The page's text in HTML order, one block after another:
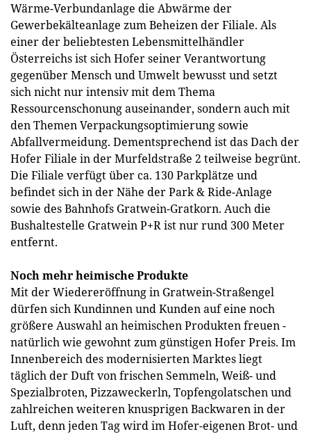
Wärme-Verbundanlage die Abwärme der
Gewerbekälteanlage zum Beheizen der Filiale. Als
einer der beliebtesten Lebensmittelhändler
Österreichs ist sich Hofer seiner Verantwortung
gegenüber Mensch und Umwelt bewusst und setzt
sich nicht nur intensiv mit dem Thema
Ressourcenschonung auseinander, sondern auch mit
den Themen Verpackungsoptimierung sowie
Abfallvermeidung. Dementsprechend ist das Dach der
Hofer Filiale in der Murfeldstraße 2 teilweise begrünt.
Die Filiale verfügt über ca. 130 Parkplätze und
befindet sich in der Nähe der Park & Ride-Anlage
sowie des Bahnhofs Gratwein-Gratkorn. Auch die
Bushaltestelle Gratwein P+R ist nur rund 300 Meter
entfernt.
Noch mehr heimische Produkte
Mit der Wiedereröffnung in Gratwein-Straßengel
dürfen sich Kundinnen und Kunden auf eine noch
größere Auswahl an heimischen Produkten freuen -
natürlich wie gewohnt zum günstigen Hofer Preis. Im
Innenbereich des modernisierten Marktes liegt
täglich der Duft von frischen Semmeln, Weiß- und
Spezialbroten, Pizzaweckerln, Topfengolatschen und
zahlreichen weiteren knusprigen Backwaren in der
Luft, denn jeden Tag wird im Hofer-eigenen Brot- und